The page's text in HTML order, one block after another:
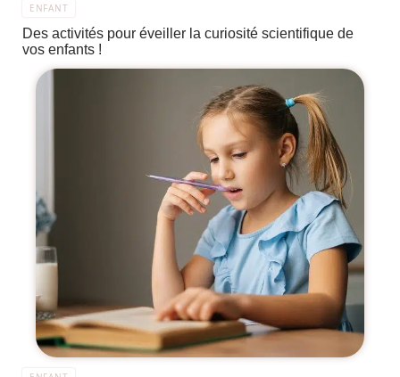
ENFANT
Des activités pour éveiller la curiosité scientifique de
vos enfants !